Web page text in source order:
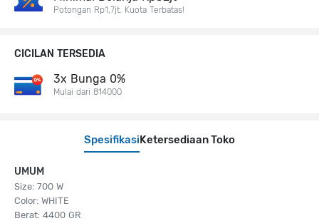
SpesifikasiKetersediaan Toko
UMUM
Size: 700 W
Color: WHITE
Berat: 4400 GR
Potongan Rp1,7jt. Kuota Terbatas!
CICILAN TERSEDIA
3x Bunga 0%
Mulai dari 814000